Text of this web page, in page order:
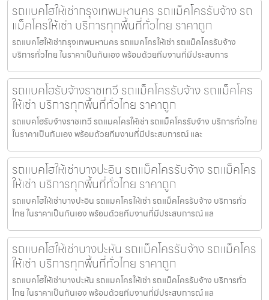
รถแบคโฮให้เช่ากรุงเทพมหานคร รถแม็คโครรับจ้าง รถ
แม็คโครให้เช่า บริการทุกพื้นที่ทั่วไทย ราคาถูก
รถแบคโฮให้เช่ากรุงเทพมหานคร รถแมคโครให้เช่า รถแม็คโครรับจ้าง
บริการทั่วไทย ในราคาเป็นกันเอง พร้อมด้วยทีมงานที่มีประสบการ
รถแบคโฮรับจ้างราชเทวี รถแม็คโครรับจ้าง รถแม็คโคร
ให้เช่า บริการทุกพื้นที่ทั่วไทย ราคาถูก
รถแบคโฮรับจ้างราชเทวี รถแมคโครให้เช่า รถแม็คโครรับจ้าง บริการทั่วไทย
ในราคาเป็นกันเอง พร้อมด้วยทีมงานที่มีประสบการณ์ และ
รถแบคโฮให้เช่าบางปะอิน รถแม็คโครรับจ้าง รถแม็คโคร
ให้เช่า บริการทุกพื้นที่ทั่วไทย ราคาถูก
รถแบคโฮให้เช่าบางปะอิน รถแมคโครให้เช่า รถแม็คโครรับจ้าง บริการทั่ว
ไทย ในราคาเป็นกันเอง พร้อมด้วยทีมงานที่มีประสบการณ์ แล
รถแบคโฮให้เช่าบางปะหัน รถแม็คโครรับจ้าง รถแม็คโคร
ให้เช่า บริการทุกพื้นที่ทั่วไทย ราคาถูก
รถแบคโฮให้เช่าบางปะหัน รถแมคโครให้เช่า รถแม็คโครรับจ้าง บริการทั่ว
ไทย ในราคาเป็นกันเอง พร้อมด้วยทีมงานที่มีประสบการณ์ แล